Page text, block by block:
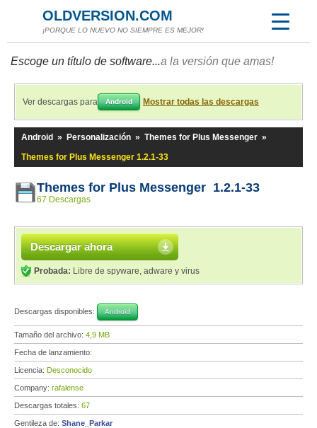
OLDVERSION.COM
¡PORQUE LO NUEVO NO SIEMPRE ES MEJOR!
Escoge un título de software...a la versión que amas!
Ver descargas para Android Mostrar todas las descargas
Android » Personalización » Themes for Plus Messenger »
Themes for Plus Messenger 1.2.1-33
Themes for Plus Messenger 1.2.1-33
67 Descargas
Descargar ahora
Probada: Libre de spyware, adware y virus
Descargas disponibles: Android
Tamaño del archivo: 4,9 MB
Fecha de lanzamiento:
Licencia: Desconocido
Company: rafalense
Descargas totales: 67
Gentileza de: Shane_Parkar